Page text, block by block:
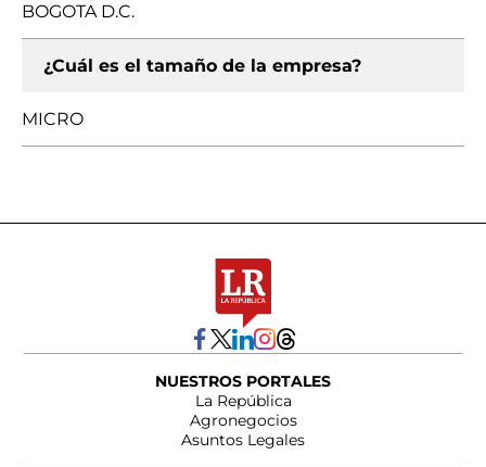
BOGOTA D.C.
¿Cuál es el tamaño de la empresa?
MICRO
NUESTROS PORTALES
La República
Agronegocios
Asuntos Legales